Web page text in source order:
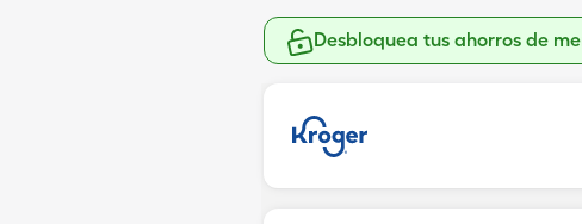
Desbloquea tus ahorros de